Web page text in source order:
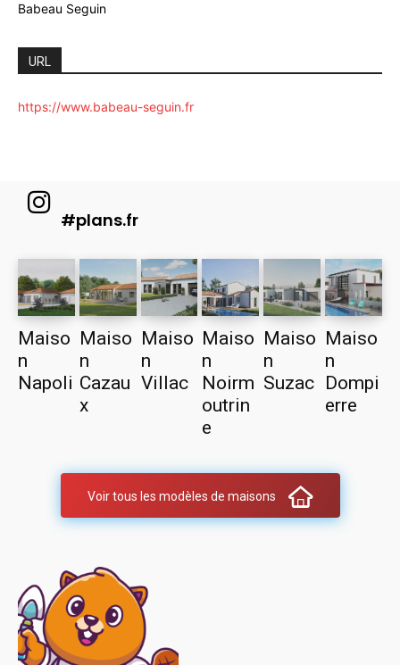
Babeau Seguin
URL
https://www.babeau-seguin.fr
#plans.fr
Maiso
n
Napoli
Maiso
n
Cazau
x
Maiso
n
Villac
Maiso
n
Noirm
outrin
e
Maiso
n
Suzac
Maiso
n
Dompi
erre
Voir tous les modèles de maisons